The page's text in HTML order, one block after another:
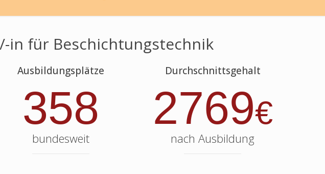
in für Beschichtungstechnik
Ausbildungsplätze
358
bundesweit
Durchschnittsgehalt
2769€
nach Ausbildung